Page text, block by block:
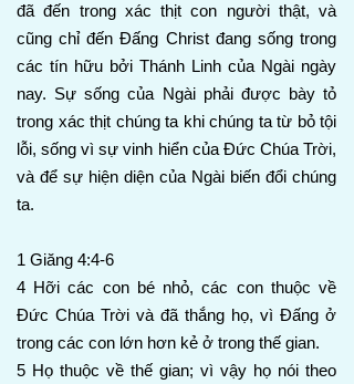
đã đến trong xác thịt con người thật, và
cũng chỉ đến Đấng Christ đang sống trong
các tín hữu bởi Thánh Linh của Ngài ngày
nay. Sự sống của Ngài phải được bày tỏ
trong xác thịt chúng ta khi chúng ta từ bỏ tội
lỗi, sống vì sự vinh hiển của Đức Chúa Trời,
và để sự hiện diện của Ngài biến đổi chúng
ta.
1 Giăng 4:4-6
4 Hỡi các con bé nhỏ, các con thuộc về
Đức Chúa Trời và đã thắng họ, vì Đấng ở
trong các con lớn hơn kẻ ở trong thế gian.
5 Họ thuộc về thế gian; vì vậy họ nói theo